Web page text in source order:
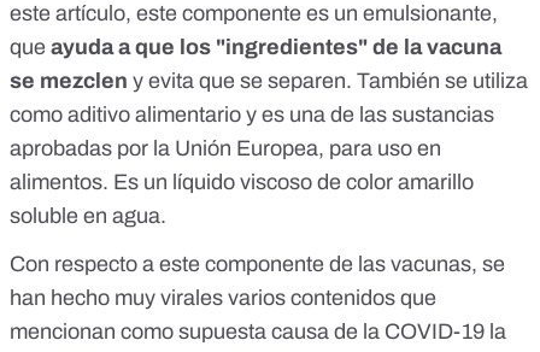
este artículo, este componente es un emulsionante,
que ayuda a que los "ingredientes" de la vacuna
se mezclen y evita que se separen. También se utiliza
como aditivo alimentario y es una de las sustancias
aprobadas por la Unión Europea, para uso en
alimentos. Es un líquido viscoso de color amarillo
soluble en agua.
Con respecto a este componente de las vacunas, se
han hecho muy virales varios contenidos que
mencionan como supuesta causa de la COVID-19 la